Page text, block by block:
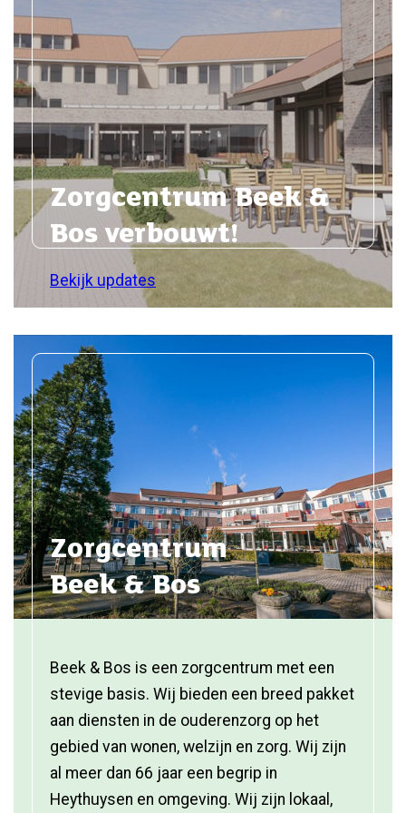
Zorgcentrum Beek &
Bos verbouwt!
Bekijk updates
Zorgcentrum
Beek & Bos
Beek & Bos is een zorgcentrum met een
stevige basis. Wij bieden een breed pakket
aan diensten in de ouderenzorg op het
gebied van wonen, welzijn en zorg. Wij zijn
al meer dan 66 jaar een begrip in
Heythuysen en omgeving. Wij zijn lokaal,